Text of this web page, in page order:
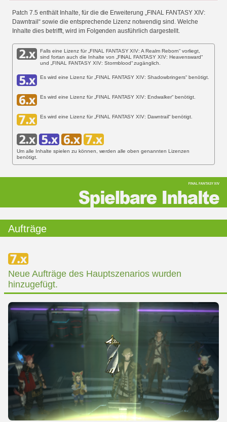
Patch 7.5 enthält Inhalte, für die die Erweiterung „FINAL FANTASY XIV:
Dawntrail“ sowie die entsprechende Lizenz notwendig sind. Welche
Inhalte dies betrifft, wird im Folgenden ausführlich dargestellt.
Falls eine Lizenz für „FINAL FANTASY XIV: A Realm Reborn“ vorliegt,
sind fortan auch die Inhalte von „FINAL FANTASY XIV: Heavensward“
und „FINAL FANTASY XIV: Stormblood“ zugänglich.
Es wird eine Lizenz für „FINAL FANTASY XIV: Shadowbringers“ benötigt.
Es wird eine Lizenz für „FINAL FANTASY XIV: Endwalker“ benötigt.
Es wird eine Lizenz für „FINAL FANTASY XIV: Dawntrail“ benötigt.
Um alle Inhalte spielen zu können, werden alle oben genannten Lizenzen
benötigt.
Aufträge
Neue Aufträge des Hauptszenarios wurden
hinzugefügt.